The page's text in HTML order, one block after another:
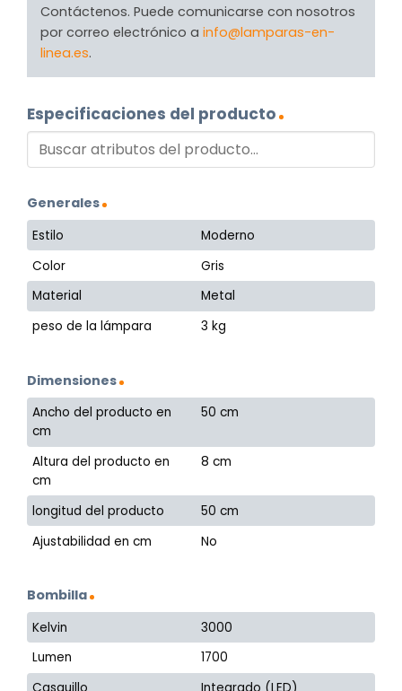
Contáctenos. Puede comunicarse con nosotros
por correo electrónico a info@lamparas-en-
linea.es.
Especificaciones del producto
Generales
Estilo
Moderno
Color
Gris
Material
Metal
peso de la lámpara
3 kg
Dimensiones
Ancho del producto en
cm
50 cm
Altura del producto en
cm
8 cm
longitud del producto
50 cm
Ajustabilidad en cm
No
Bombilla
Kelvin
3000
Lumen
1700